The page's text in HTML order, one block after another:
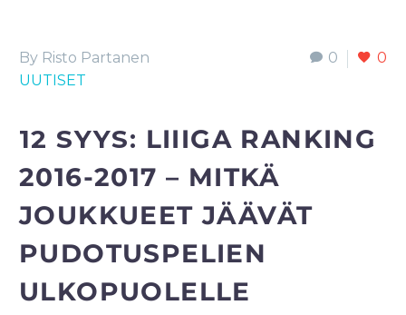
0 0
By Risto Partanen
UUTISET
12 SYYS: LIIIGA RANKING
2016-2017 – MITKÄ
JOUKKUEET JÄÄVÄT
PUDOTUSPELIEN
ULKOPUOLELLE